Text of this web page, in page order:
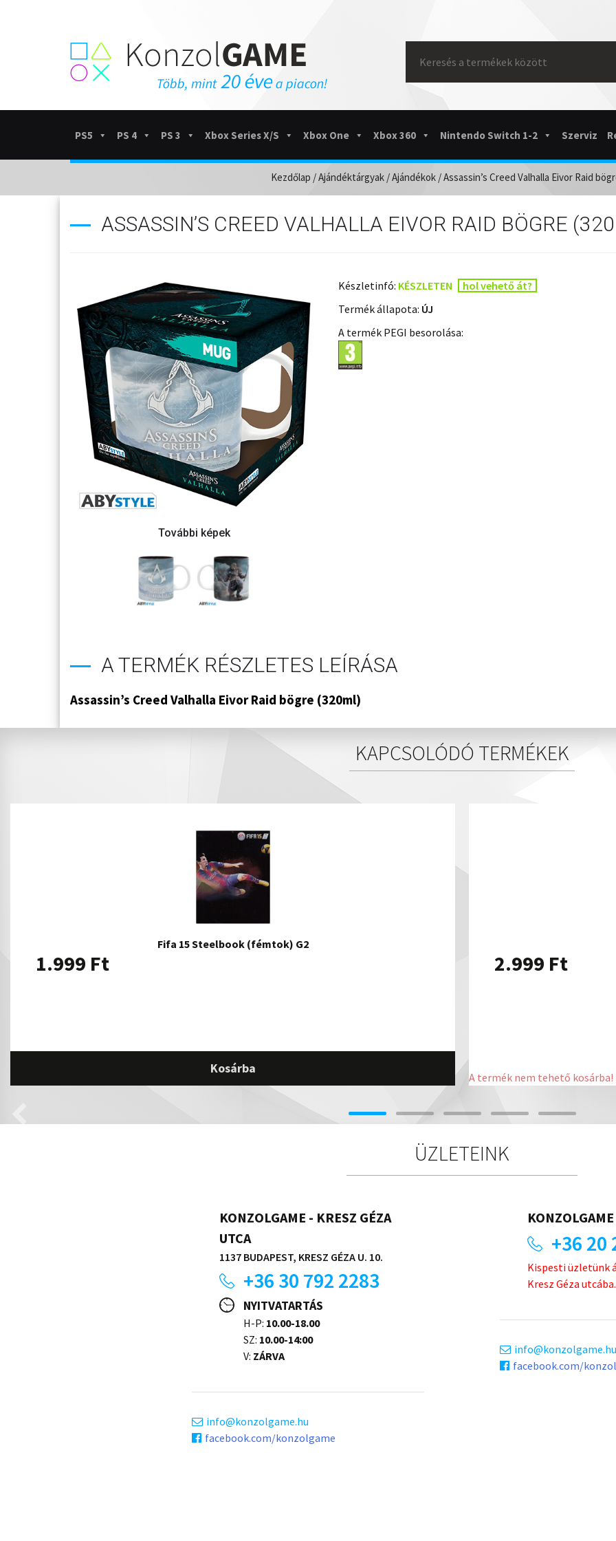
for:
PS5 PS 4 PS 3 Xbox Series X/S Xbox One Xbox 360 Nintendo Switch 1-2 Szerviz
Kezdőlap /Ajándéktárgyak /Ajándékok / Assassin’s Creed Valhalla Eivor Raid
ASSASSIN’S CREED VALHALLA EIVOR RAID BÖGRE
Készletinfó: KÉSZLETEN
hol vehető át?
Termék állapota: ÚJ
A termék PEGI besorolása:
A TERMÉK RÉSZLETES LEÍRÁSA
Assassin’s Creed Valhalla Eivor Raid bögre (320ml)
KAPCSOLÓDÓ TERMÉKEK
Fifa 15 Steelbook (fémtok) G2
1.999 Ft
Kosárba
2.999 Ft
A termék nem tehető kosárba!
ÜZLETEINK
KONZOLGAME - KRESZ GÉZA
UTCA
1137 BUDAPEST, KRESZ GÉZA U. 10.
+36 30 792 2283
NYITVATARTÁS
H-P: 10.00-18.00
SZ: 10.00-14:00
V: ZÁRVA
info
konzolgame.hu
facebook.com/konzolgame
+36 20
Kispesti
Kresz Géza utcába.
info
konzolgame.hu
facebook.com/